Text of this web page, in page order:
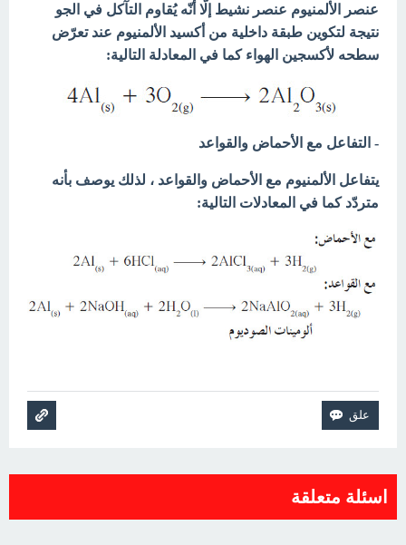
عنصر الألمنيوم عنصر نشيط إلّا أنّه يُقاوم التآكل في الجو
نتيجة لتكوين طبقة داخلية من أكسيد الألمنيوم عند تعرّض
سطحه لأكسجين الهواء كما في المعادلة التالية:
- التفاعل مع الأحماض والقواعد
يتفاعل الألمنيوم مع الأحماض والقواعد ، لذلك يوصف بأنه
متردّد كما في المعادلات التالية:
اسئلة متعلقة